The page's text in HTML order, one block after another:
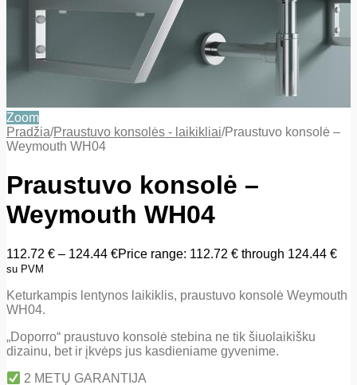
Zoom
Pradžia/Praustuvo konsolės - laikikliai/Praustuvo konsolė –
Weymouth WH04
Praustuvo konsolė –
Weymouth WH04
112.72 € – 124.44 €Price range: 112.72 € through 124.44 €
su PVM
Keturkampis lentynos laikiklis, praustuvo konsolė Weymouth
WH04.
„Doporro“ praustuvo konsolė stebina ne tik šiuolaikišku
dizainu, bet ir įkvėps jus kasdieniame gyvenime.
2 METŲ GARANTIJA